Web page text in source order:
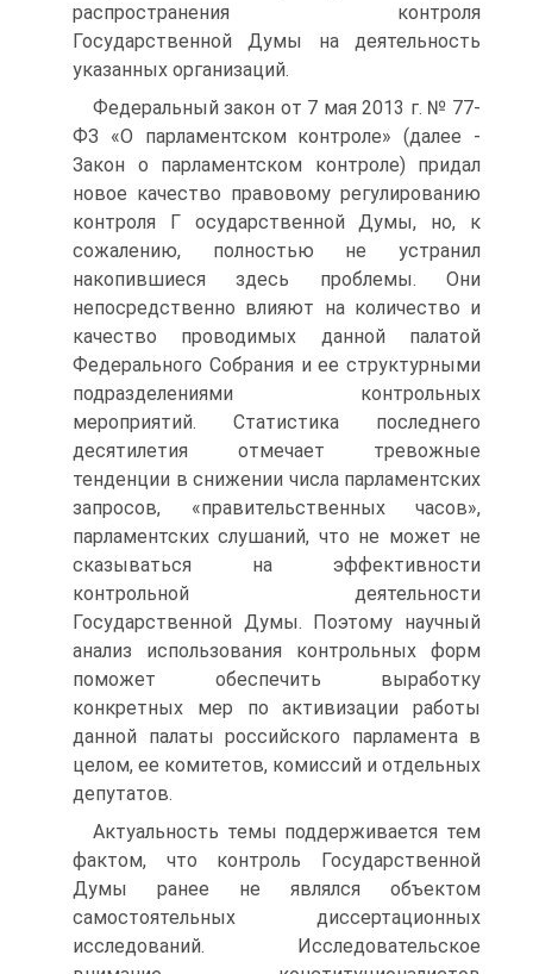
распространения контроля
Государственной Думы на деятельность
указанных организаций.
Федеральный закон от 7 мая 2013 г. № 77-
ФЗ «О парламентском контроле» (далее -
Закон о парламентском контроле) придал
новое качество правовому регулированию
контроля Г осударственной Думы, но, к
сожалению, полностью не устранил
накопившиеся здесь проблемы. Они
непосредственно влияют на количество и
качество проводимых данной палатой
Федерального Собрания и ее структурными
подразделениями контрольных
мероприятий. Статистика последнего
десятилетия отмечает тревожные
тенденции в снижении числа парламентских
запросов, «правительственных часов»,
парламентских слушаний, что не может не
сказываться на эффективности
контрольной деятельности
Государственной Думы. Поэтому научный
анализ использования контрольных форм
поможет обеспечить выработку
конкретных мер по активизации работы
данной палаты российского парламента в
целом, ее комитетов, комиссий и отдельных
депутатов.
Актуальность темы поддерживается тем
фактом, что контроль Государственной
Думы ранее не являлся объектом
самостоятельных диссертационных
исследований. Исследовательское